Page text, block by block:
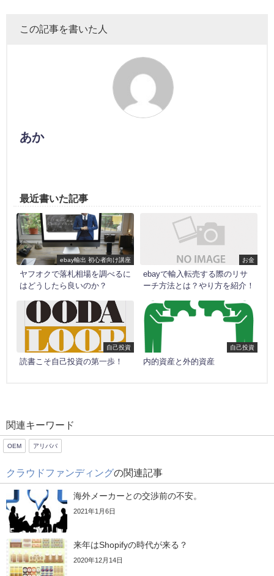
この記事を書いた人
あか
最近書いた記事
ebay輸出 初心者向け講座
ヤフオクで落札相場を調べるに
はどうしたら良いのか？
お金
ebayで輸入転売する際のリサ
ーチ方法とは？やり方を紹介！
自己投資
読書こそ自己投資の第一歩！
自己投資
内的資産と外的資産
関連キーワード
OEM アリババ
クラウドファンディングの関連記事
海外メーカーとの交渉前の不安。
2021年1月6日
来年はShopifyの時代が来る？
2020年12月14日